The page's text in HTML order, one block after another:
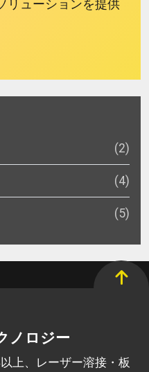
リューションを提供
(2)
(4)
(5)
ノロジー
上、レーザー溶接・板